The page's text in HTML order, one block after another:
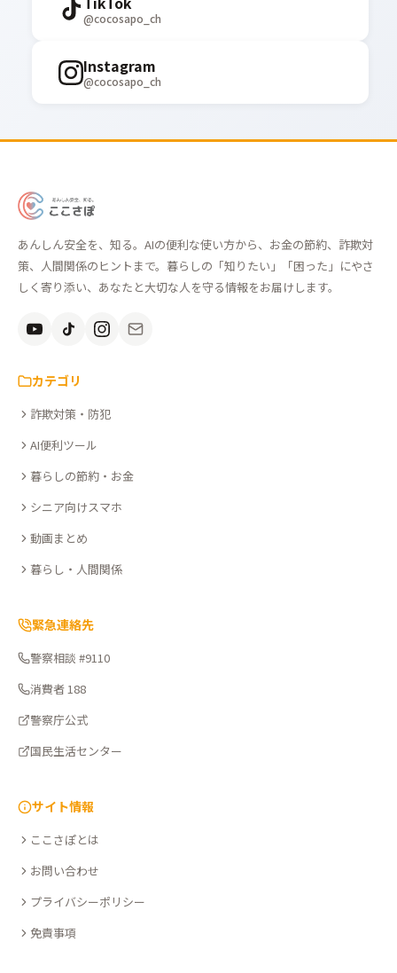
@cocosapo_ch
Instagram
@cocosapo_ch
あ
ん
し
ん
全
知
こ
こ
ぽ
あんしん安全を、知る。AIの便利な使い方から、お金の節約、詐欺対
策、人間関係のヒントまで。暮らしの「知りたい」「困った」にやさ
しく寄り添い、あなたと大切な人を守る情報をお届けします。
カテゴリ
詐欺対策・防犯
AI便利ツール
暮らしの節約・お金
シニア向けスマホ
動画まとめ
暮らし・人間関係
緊急連絡先
警察相談 #9110
消費者 188
警察庁公式
国民生活センター
サイト情報
ここさぽとは
お問い合わせ
プライバシーポリシー
免責事項